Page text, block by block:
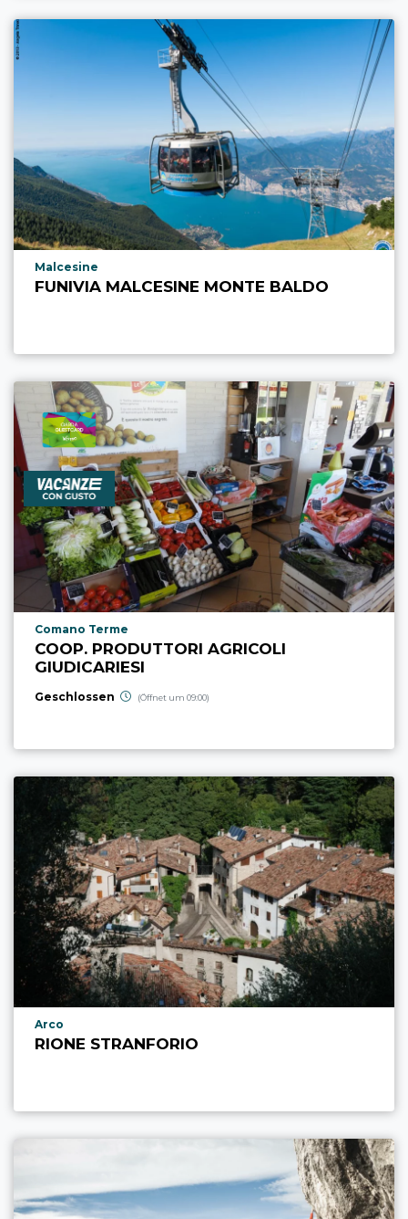
aria.poi_location_prefix
Malcesine
FUNIVIA MALCESINE MONTE BALDO
aria.poi_location_prefix
Comano Terme
COOP. PRODUTTORI AGRICOLI
GIUDICARIESI
Geschlossen (Öffnet um 09:00)
aria.poi_location_prefix
Arco
RIONE STRANFORIO